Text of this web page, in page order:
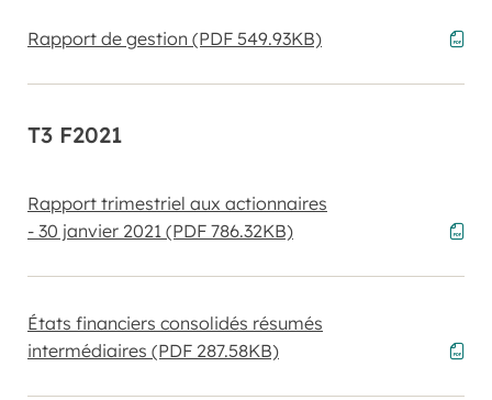
Rapport de gestion (PDF 549.93KB)
T3 F2021
Rapport trimestriel aux actionnaires
- 30 janvier 2021 (PDF 786.32KB)
États financiers consolidés résumés
intermédiaires (PDF 287.58KB)